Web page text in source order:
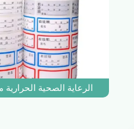
الرعاية الصحية